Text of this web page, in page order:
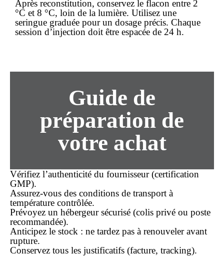
Après reconstitution, conservez le flacon entre 2
°C et 8 °C, loin de la lumière. Utilisez une
seringue graduée pour un dosage précis. Chaque
session d’injection doit être espacée de 24 h.
Guide de
préparation de
votre achat
Vérifiez l’authenticité du fournisseur (certification
GMP).
Assurez-vous des conditions de transport à
température contrôlée.
Prévoyez un hébergeur sécurisé (colis privé ou poste
recommandée).
Anticipez le stock : ne tardez pas à renouveler avant
rupture.
Conservez tous les justificatifs (facture, tracking).